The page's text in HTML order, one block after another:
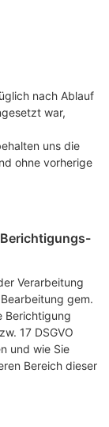
nach Ablauf
war,
uns die
ohne vorherige
Verarbeitung
gem.
Berichtigung
17 DSGVO
und wie Sie
Bereich dieser